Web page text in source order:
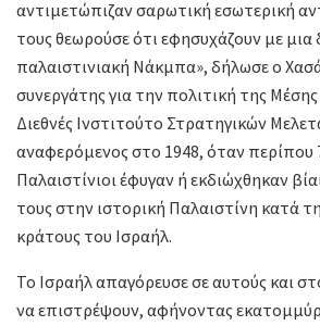
αντιμετώπιζαν σαρωτική εσωτερική
τους θεωρούσε ότι εφησυχάζουν με μια
παλαιστινιακή Νάκμπα», δήλωσε ο
συνεργάτης για την πολιτική της
Διεθνές Ινστιτούτο Στρατηγικών
αναφερόμενος στο 1948, όταν περίπου
Παλαιστίνιοι έφυγαν ή εκδιώχθηκαν
τους στην ιστορική Παλαιστίνη κατά
κράτους του Ισραήλ.
Το Ισραήλ απαγόρευσε σε αυτούς και
να επιστρέψουν, αφήνοντας